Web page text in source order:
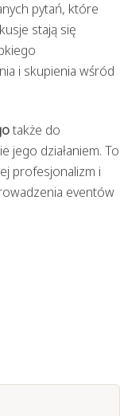
pytań, które
stają się
i skupienia wśród
także do
jego działaniem. To
profesjonalizm i
eventów